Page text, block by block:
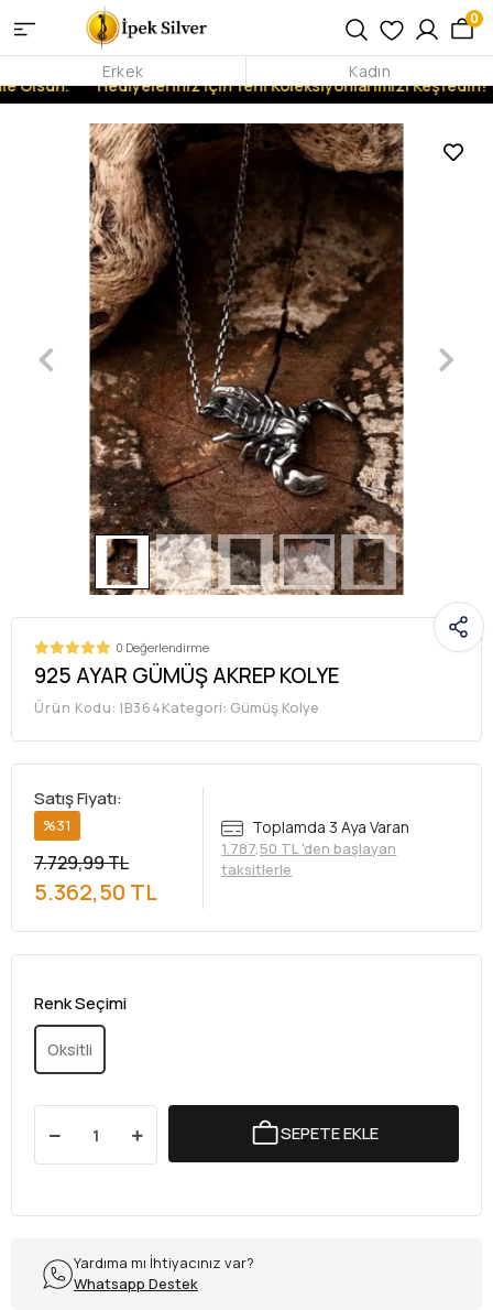
Olsun. Hediyeleriniz İçin Yeni Koleksiyonlarımızı Keşfedin!
0
Erkek Kadın
0 Değerlendirme
925 AYAR GÜMÜŞ AKREP KOLYE
Ürün Kodu: IB364Kategori: Gümüş Kolye
Satış Fiyatı:
%31
7.729,99 TL
5.362,50 TL
Toplamda 3 Aya Varan
1.787,50 TL 'den başlayan
taksitlerle
Renk Seçimi
Oksitli
SEPETE EKLE
Yardıma mı İhtiyacınız var?
Whatsapp Destek